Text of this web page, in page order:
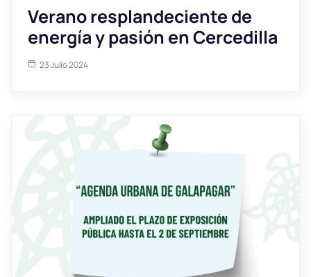
Verano resplandeciente de
energía y pasión en Cercedilla
23 Julio 2024